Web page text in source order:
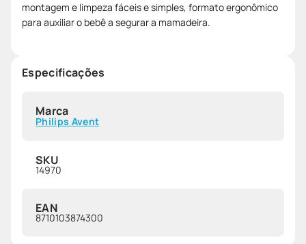
montagem e limpeza fáceis e simples, formato ergonômico
para auxiliar o bebê a segurar a mamadeira.
Especificações
Marca
Philips Avent
SKU
14970
EAN
8710103874300